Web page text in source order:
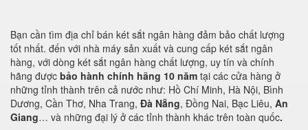
Bạn cần tìm địa chỉ bán két sắt ngân hàng đảm bảo chất lượng
tốt nhất. đến với nhà máy sản xuất và cung cấp két sắt ngân
hàng, với dòng két sắt ngân hàng chất lượng, uy tín và chính
hãng được bảo hành chính hãng 10 năm tại các cửa hàng ở
những tỉnh thành trên cả nước như: Hồ Chí Minh, Hà Nội, Bình
Dương, Cần Thơ, Nha Trang, Đà Nẵng, Đồng Nai, Bạc Liêu, An
Giang… và những đại lý ở các tỉnh thành khác trên toàn quốc.